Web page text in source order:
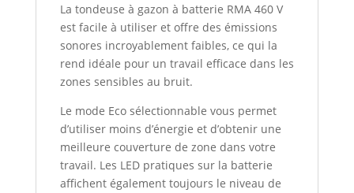
La tondeuse à gazon à batterie RMA 460 V
est facile à utiliser et offre des émissions
sonores incroyablement faibles, ce qui la
rend idéale pour un travail efficace dans les
zones sensibles au bruit.
Le mode Eco sélectionnable vous permet
d’utiliser moins d’énergie et d’obtenir une
meilleure couverture de zone dans votre
travail. Les LED pratiques sur la batterie
affichent également toujours le niveau de